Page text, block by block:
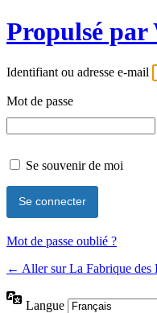
Propulsé par
Identifiant ou adresse e-mail
Mot de passe
Se souvenir de moi
Mot de passe oublié ?
← Aller sur La Fabrique des
Langue